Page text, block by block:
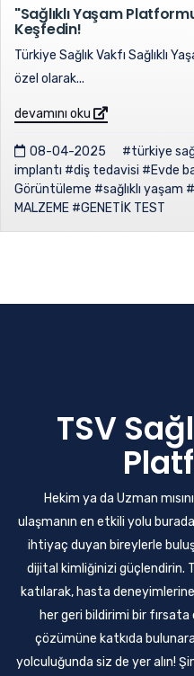
"Sağlıklı Yaşam
Keşfedin!
Türkiye Sağlık Vakfı Sağlıklı
özel olarak...
devamını oku
08-04-2025 #türkiye
implantı #diş tedavisi #Evde
Görüntüleme #sağlıklı yaşam
MALZEME #GENETİK TEST
TSV
Hekim ya da Uzman
ulaşmanın en etkili yolu
ihtiyaç duyan bireylerle
dijital kimliğinizi güçlendirin.
katılarak, hasta
her geri bildirimi bir
çözümüne katkıda
yolculuğunda siz de yer alın!